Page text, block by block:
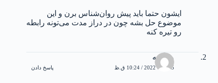
ایشون حتما باید پیش روان‌شناس برن و این
موضوع حل بشه چون در دراز مدت می‌تونه رابطه
رو تیره کنه
محبوبه
5 ژانویه 2022 / 10:24 ق.ظ پاسخ دادن